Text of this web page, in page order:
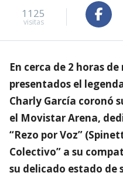
1125
visitas
En cerca de 2 horas
presentados el
Charly García coronó
el Movistar Arena,
“Rezo por Voz”
Colectivo” a su
su delicado estado de